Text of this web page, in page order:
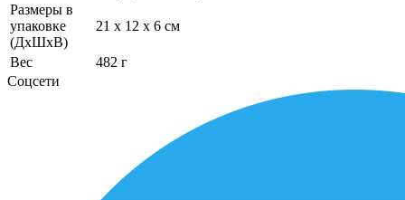
Размеры в
упаковке
(ДхШхВ)
21 x 12 x 6 см
Вес
482 г
Соцсети